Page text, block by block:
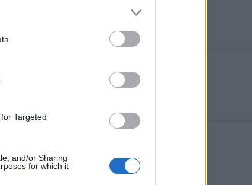
Targeted
and/or Sharing
for which it
5 dager siden
1 dag siden